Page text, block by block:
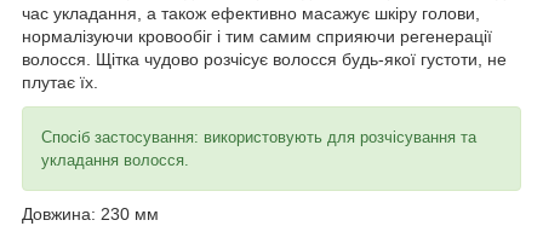
час укладання, а також ефективно масажує шкіру голови,
нормалізуючи кровообіг і тим самим сприяючи регенерації
волосся. Щітка чудово розчісує волосся будь-якої густоти, не
плутає їх.
Спосіб застосування: використовують для розчісування та
укладання волосся.
Довжина: 230 мм